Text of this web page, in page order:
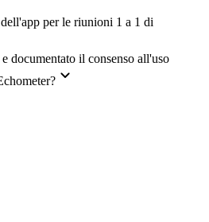
per le riunioni 1 a 1 di
documentato il consenso all'uso